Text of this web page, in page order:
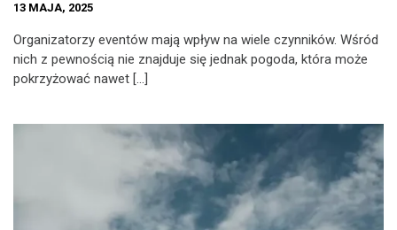
13 MAJA, 2025
Organizatorzy eventów mają wpływ na wiele czynników. Wśród
nich z pewnością nie znajduje się jednak pogoda, która może
pokrzyżować nawet […]